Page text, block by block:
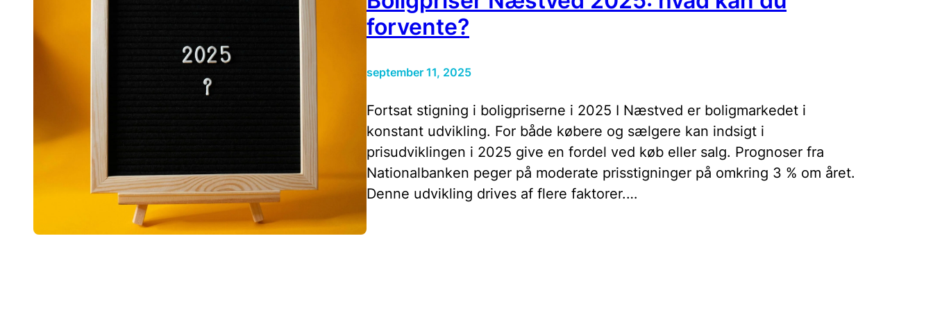
forvente?
september 11, 2025
Fortsat stigning i boligpriserne i 2025 I Næstved er boligmarkedet i
konstant udvikling. For både købere og sælgere kan indsigt i
prisudviklingen i 2025 give en fordel ved køb eller salg. Prognoser fra
Nationalbanken peger på moderate prisstigninger på omkring 3 % om året.
Denne udvikling drives af flere faktorer.…